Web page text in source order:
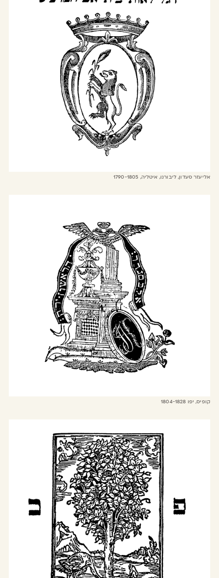
אליעזר סעדון, ליבורנו, איטליה, 1790-1805
קופיס, יפו 1804-1828